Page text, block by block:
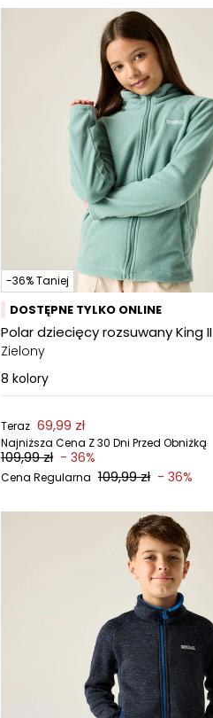
-36% Taniej
DOSTĘPNE TYLKO ONLINE
Polar dziecięcy rozsuwany King II
Zielony
8 kolory
Teraz 69,99 zł
Najniższa Cena Z 30 Dni Przed Obniżką
109,99 zł - 36%
Cena Regularna 109,99 zł - 36%